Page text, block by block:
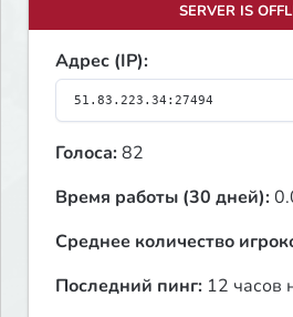
SERVER IS
Адрес (IP):
Голоса:82
Время работы (30 дней):
Среднее количество
Последний пинг: 12 часов